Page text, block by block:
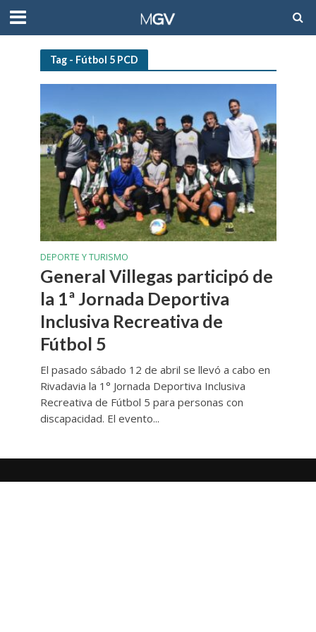
Tag - Fútbol 5 PCD
DEPORTE Y TURISMO
General Villegas participó de
la 1ª Jornada Deportiva
Inclusiva Recreativa de
Fútbol 5
El pasado sábado 12 de abril se llevó a cabo en
Rivadavia la 1° Jornada Deportiva Inclusiva
Recreativa de Fútbol 5 para personas con
discapacidad. El evento...